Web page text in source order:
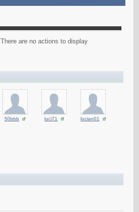
There are no actions to display
50bbb luci71 lucian01